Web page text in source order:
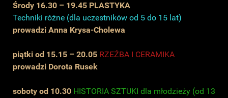
Środy 16.30 – 19.45 PLASTYKA
Techniki różne (dla uczestników od 5 do 15 lat)
prowadzi Anna Krysa-Cholewa
piątki od 15.15 – 20.05 RZEŹBA I CERAMIKA
prowadzi Dorota Rusek
soboty od 10.30 HISTORIA SZTUKI dla młodzieży (od 13